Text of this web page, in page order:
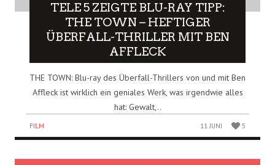
TELE 5 ZEIGTE BLU-RAY TIPP:
THE TOWN – HEFTIGER
ÜBERFALL-THRILLER MIT BEN
AFFLECK
THE TOWN: Blu-ray des Überfall-Thrillers von und mit Ben
Affleck ist wirklich ein geniales Werk, was irgendwie alles
hat: Gewalt,..
FILM 11 JUNI 5